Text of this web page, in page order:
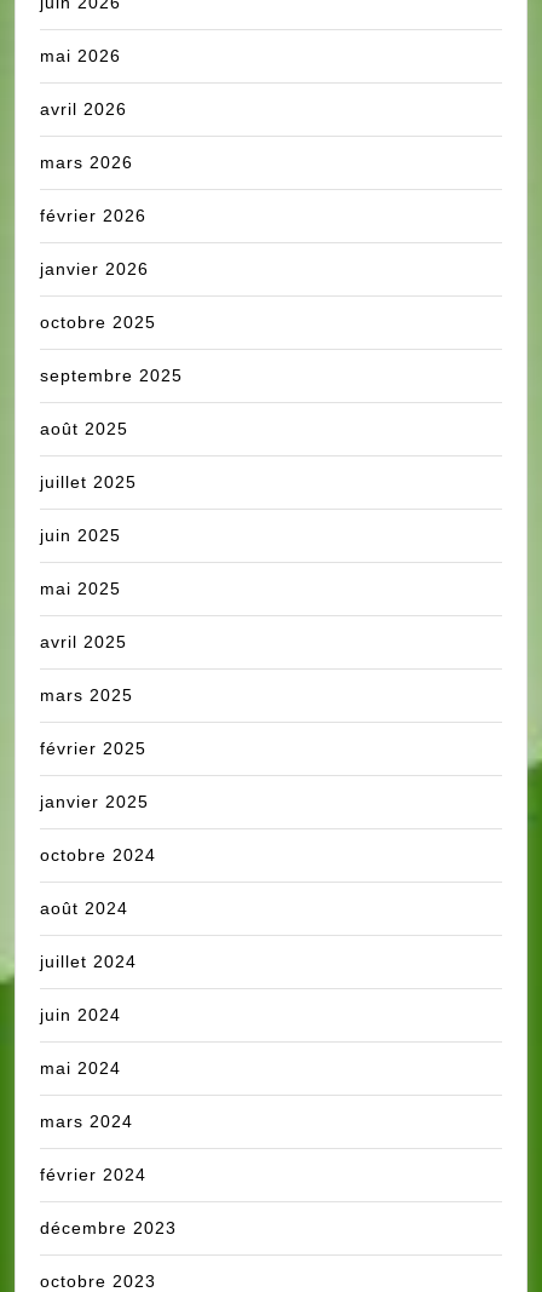
mai 2026
avril 2026
mars 2026
février 2026
janvier 2026
octobre 2025
septembre 2025
août 2025
juillet 2025
juin 2025
mai 2025
avril 2025
mars 2025
février 2025
janvier 2025
octobre 2024
août 2024
juillet 2024
juin 2024
mai 2024
mars 2024
février 2024
décembre 2023
octobre 2023